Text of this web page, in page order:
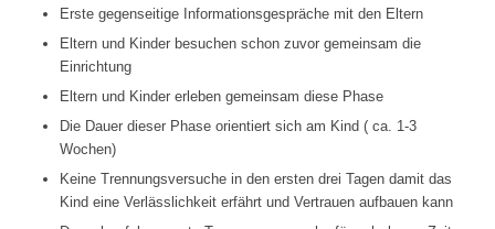
Erste gegenseitige Informationsgespräche mit den Eltern
Eltern und Kinder besuchen schon zuvor gemeinsam die
Einrichtung
Eltern und Kinder erleben gemeinsam diese Phase
Die Dauer dieser Phase orientiert sich am Kind ( ca. 1-3
Wochen)
Keine Trennungsversuche in den ersten drei Tagen damit das
Kind eine Verlässlichkeit erfährt und Vertrauen aufbauen kann